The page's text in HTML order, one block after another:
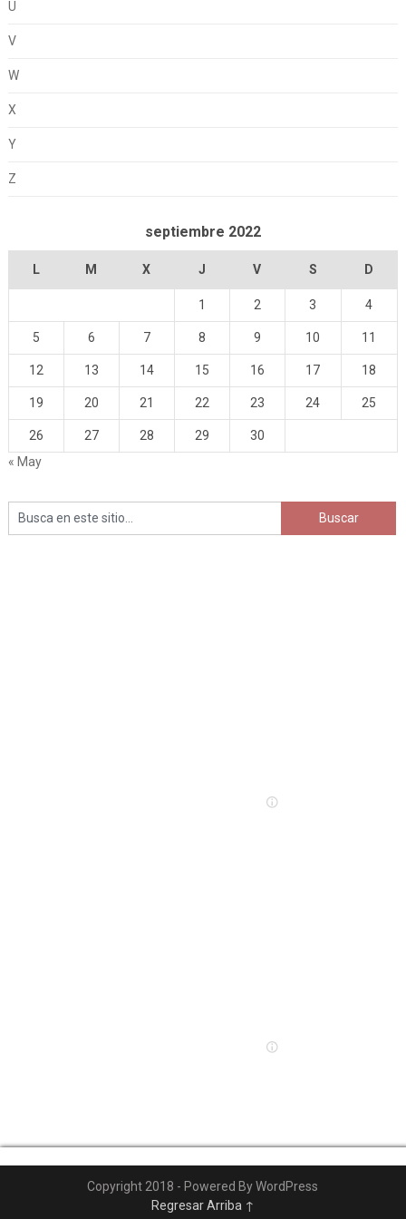
U
V
W
X
Y
Z
septiembre 2022
L M X J V S D
1 2 3 4
5 6 7 8 9 10 11
12 13 14 15 16 17 18
19 20 21 22 23 24 25
26 27 28 29
30
« May
Copyright 2018 - Powered By WordPress
Regresar Arriba ↑